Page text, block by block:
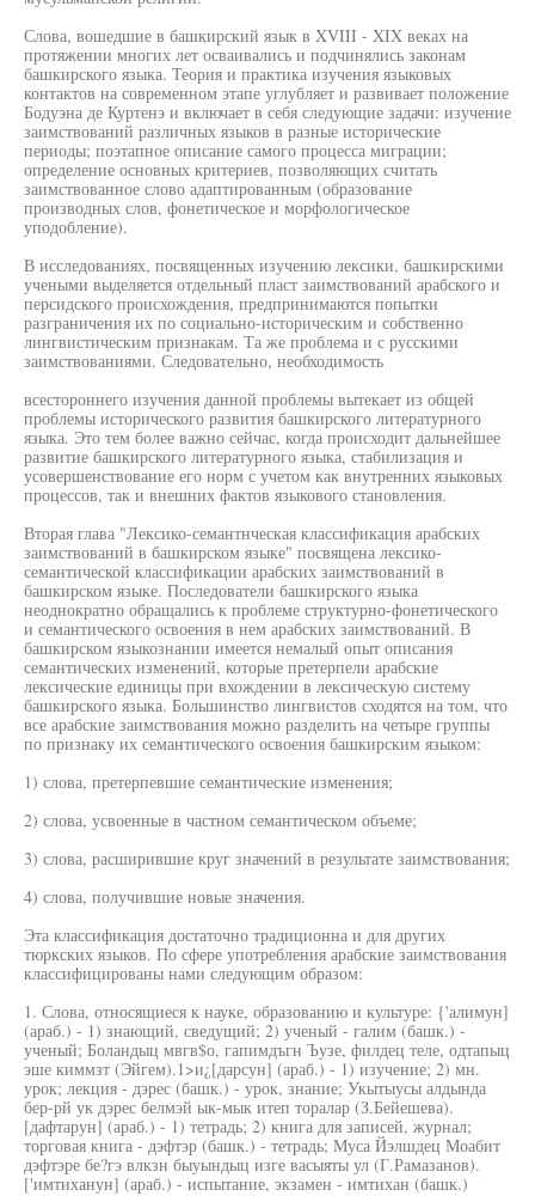
Слова, вошедшие в башкирский язык в XVIII - XIX веках на
протяжении многих лет осваивались и подчинялись законам
башкирского языка. Теория и практика изучения языковых
контактов на современном этапе углубляет и развивает положение
Бодуэна де Куртенэ и включает в себя следующие задачи: изучение
заимствований различных языков в разные исторические
периоды; поэтапное описание самого процесса миграции;
определение основных критериев, позволяющих считать
заимствованное слово адаптированным (образование
производных слов, фонетическое и морфологическое
уподобление).
В исследованиях, посвященных изучению лексики, башкирскими
учеными выделяется отдельный пласт заимствований арабского и
персидского происхождения, предпринимаются попытки
разграничения их по социально-историческим и собственно
лингвистическим признакам. Та же проблема и с русскими
заимствованиями. Следовательно, необходимость
всестороннего изучения данной проблемы вытекает из общей
проблемы исторического развития башкирского литературного
языка. Это тем более важно сейчас, когда происходит дальнейшее
развитие башкирского литературного языка, стабилизация и
усовершенствование его норм с учетом как внутренних языковых
процессов, так и внешних фактов языкового становления.
Вторая глава "Лексико-семантнческая классификация арабских
заимствований в башкирском языке" посвящена лексико-
семантической классификации арабских заимствований в
башкирском языке. Последователи башкирского языка
неоднократно обращались к проблеме структурно-фонетического
и семантического освоения в нем арабских заимствований. В
башкирском языкознании имеется немалый опыт описания
семантических изменений, которые претерпели арабские
лексические единицы при вхождении в лексическую систему
башкирского языка. Большинство лингвистов сходятся на том, что
все арабские заимствования можно разделить на четыре группы
по признаку их семантического освоения башкирским языком:
1) слова, претерпевшие семантические изменения;
2) слова, усвоенные в частном семантическом объеме;
3) слова, расширившие круг значений в результате заимствования;
4) слова, получившие новые значения.
Эта классификация достаточно традиционна и для других
тюркских языков. По сфере употребления арабские заимствования
классифицированы нами следующим образом:
1. Слова, относящиеся к науке, образованию и культуре: {'алимун]
(араб.) - 1) знающий, сведущий; 2) ученый - галим (башк.) -
ученый; Боландыц мвгв$о, гапимдъгн Ъузе, филдец теле, одтапыц
эше киммзт (Эйгем).1>и¿[дарсун] (араб.) - 1) изучение; 2) мн.
урок; лекция - дэрес (башк.) - урок, знание; Укытыусы алдында
бер-рй ук дэрес белмэй ык-мык итеп торалар (З.Бейешева).
[дафтарун] (араб.) - 1) тетрадь; 2) книга для записей, журнал;
торговая книга - дэфтэр (башк.) - тетрадь; Муса Йэлшдец Моабит
дэфтэре бе?гэ влкзн быуындыц изге васыяты ул (Г.Рамазанов).
['имтиханун] (араб.) - испытание, экзамен - имтихан (башк.)